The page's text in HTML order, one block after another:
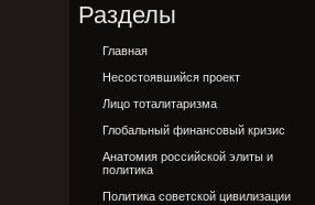
Разделы
Главная
Несостоявшийся проект
Лицо тоталитаризма
Глобальный финансовый кризис
Анатомия российской элиты и
политика
Политика советской цивилизации